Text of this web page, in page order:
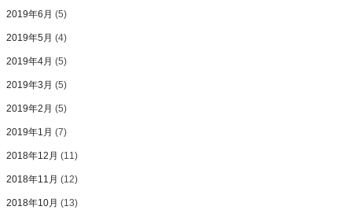
2019年6月 (5)
2019年5月 (4)
2019年4月 (5)
2019年3月 (5)
2019年2月 (5)
2019年1月 (7)
2018年12月 (11)
2018年11月 (12)
2018年10月 (13)